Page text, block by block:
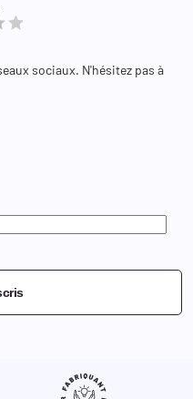
sociaux. N'hésitez pas à